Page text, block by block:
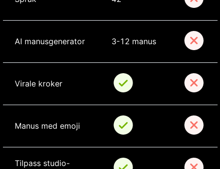
AI manusgenerator 3-12 manus
Virale kroker
Manus med emoji
Tilpass studio-